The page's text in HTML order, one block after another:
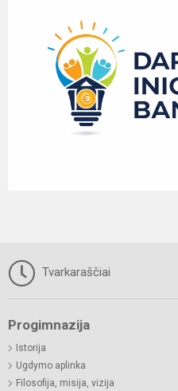
Tvarkaraščiai
Progimnazija
Istorija
Ugdymo aplinka
Filosofija, misija, vizija